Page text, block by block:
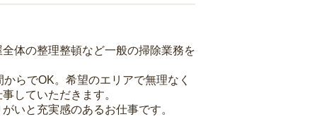
体の整理整頓など一般の掃除業務を
らでOK。希望のエリアで無理なく
していただきます。
いと充実感のあるお仕事です。